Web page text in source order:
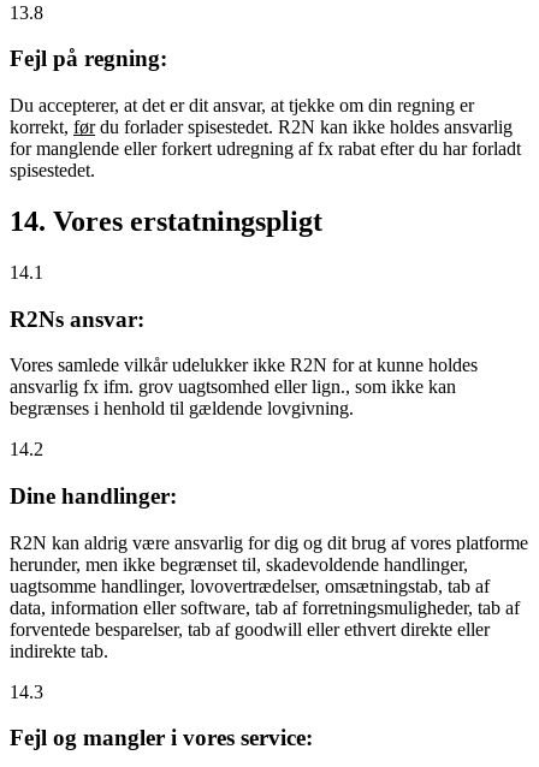
13.8
Fejl på regning:
Du accepterer, at det er dit ansvar, at tjekke om din regning er
korrekt, førdu forlader spisestedet. R2N kan ikke holdes ansvarlig
for manglende eller forkert udregning af fx rabat efter du har forladt
spisestedet.
14. Vores erstatningspligt
14.1
R2Ns ansvar:
Vores samlede vilkår udelukker ikke R2N for at kunne holdes
ansvarlig fx ifm. grov uagtsomhed eller lign., som ikke kan
begrænses i henhold til gældende lovgivning.
14.2
Dine handlinger:
R2N kan aldrig være ansvarlig for dig og dit brug af vores platforme
herunder, men ikke begrænset til, skadevoldende handlinger,
uagtsomme handlinger, lovovertrædelser, omsætningstab, tab af
data, information eller software, tab af forretningsmuligheder, tab af
forventede besparelser, tab af goodwill eller ethvert direkte eller
indirekte tab.
14.3
Fejl og mangler i vores service: